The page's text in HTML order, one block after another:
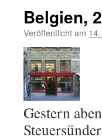
Belgien,
Veröffentlicht am
Gestern